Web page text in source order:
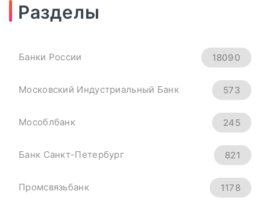
Рубль Теряет Высоту.
Юаня На 4 Сентября -
всем основным мировым валютам.
Разделы
Банки России 18090
Московский Индустриальный Банк 573
Мособлбанк 245
Банк Санкт-Петербург 821
Промсвязьбанк 1178